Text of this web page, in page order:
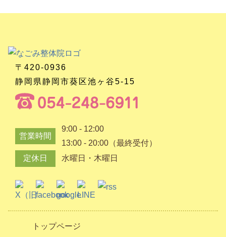
〒420-0936
静岡県静岡市葵区池ヶ谷5-15
営業時間
9:00 - 12:00
13:00 - 20:00（最終受付）
定休日
水曜日・木曜日
トップページ